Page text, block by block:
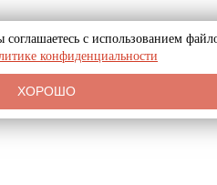
с использованием
конфиденциальности
ХОРОШО